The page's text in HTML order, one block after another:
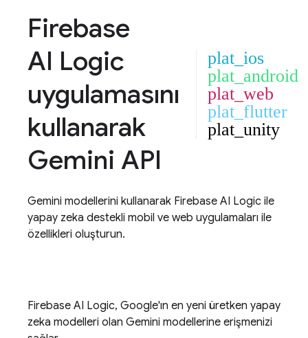
Firebase
AI Logic
uygulamasını
kullanarak
Gemini API
plat_ios
plat_android
plat_web
plat_flutter
plat_unity
Gemini modellerini kullanarak Firebase AI Logic ile
yapay zeka destekli mobil ve web uygulamaları ile
özellikleri oluşturun.
Firebase AI Logic, Google'ın en yeni üretken yapay
zeka modelleri olan Gemini modellerine erişmenizi